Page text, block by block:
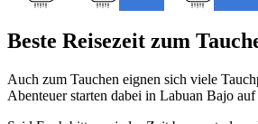
Beste Reisezeit zum
Auch zum Tauchen eignen sich viele
Abenteuer starten dabei in Labuan Bajo